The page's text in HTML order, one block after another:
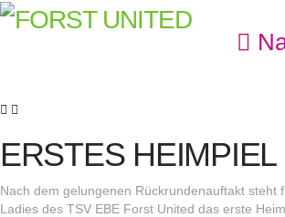
ERSTES HEIMPIEL
Nach dem gelungenen Rückrundenauftakt steht
Ladies des TSV EBE Forst United das erste